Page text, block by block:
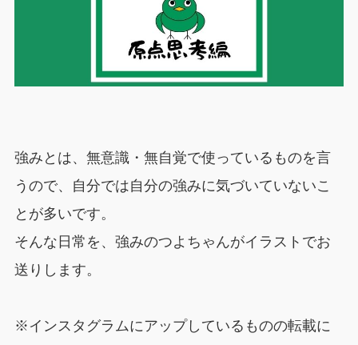
強みとは、無意識・無自覚で使っているものを言
うので、自分では自分の強みに気づいていないこ
とが多いです。
そんな日常を、強みのつよちゃんがイラストでお
送りします。
※インスタグラムにアップしているものの転載に